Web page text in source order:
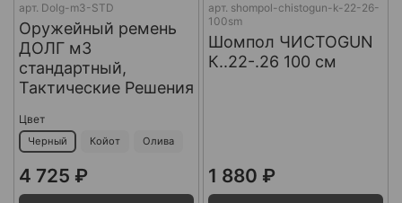
арт. Dolg-m3-STD
Оружейный ремень
ДОЛГ м3
стандартный,
Тактические Решения
Цвет
Черный Койот Олива
4 725 ₽
арт. shompol-chistogun-k-22-26-
100sm
Шомпол ЧИСТОGUN
К..22-.26 100 см
1 880 ₽